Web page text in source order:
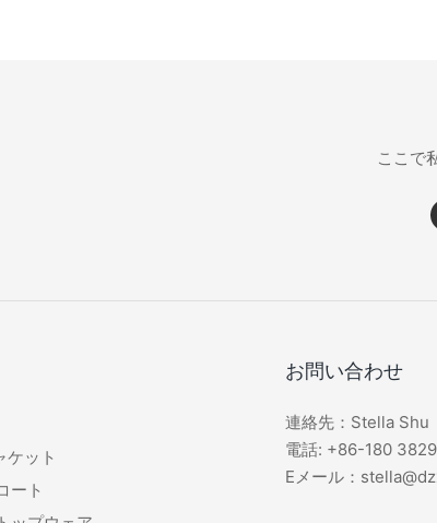
ここで
ケット
ート
お問い合わせ
連絡先：Stella Shu
電話: +86-180
Eメール：